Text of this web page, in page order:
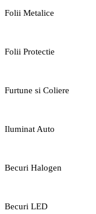
Folii Metalice
Folii Protectie
Furtune si Coliere
Iluminat Auto
Becuri Halogen
Becuri LED